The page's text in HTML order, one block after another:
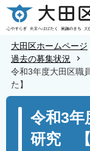
こ
の
大田区ホームページ
過去の募集状況
令和3年度大田区
た】
令和3
研究 【